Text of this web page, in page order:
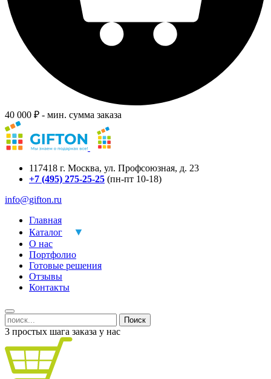
40 000 ₽ - мин. сумма заказа
117418 г. Москва, ул. Профсоюзная, д. 23
+7 (495) 275-25-25 (пн-пт 10-18)
info@gifton.ru
Главная
Каталог
О нас
Портфолио
Готовые решения
Отзывы
Контакты
Поиск
3 простых шага заказа у нас